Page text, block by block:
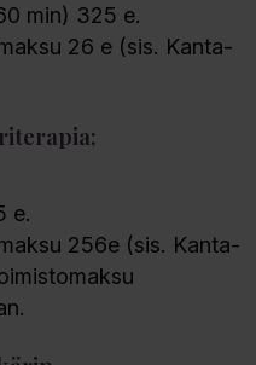
min) 325 e.
26 e (sis. Kanta-
e.
256e (sis. Kanta-